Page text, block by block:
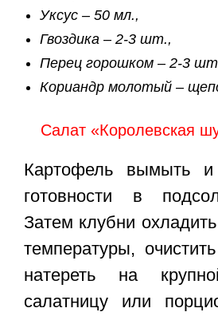
Уксус – 50 мл.,
Гвоздика – 2-3 шт.,
Перец горошком – 2-3
Кориандр молотый –
Салат «Королевская
Картофель вымыть и
готовности в
Затем клубни
температуры,
натереть на
салатницу или